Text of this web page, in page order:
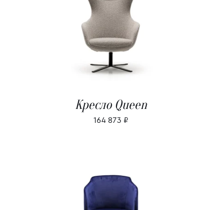
В КОРЗИНУ / ДЕТАЛИ
Кресло Queen
164 873 ₽